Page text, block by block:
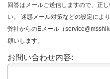
回答はメールご送信しますので、正
い。 迷惑メール対策などの設定によ
弊社からのEメール（
願いします。
お問い合わせ内容: